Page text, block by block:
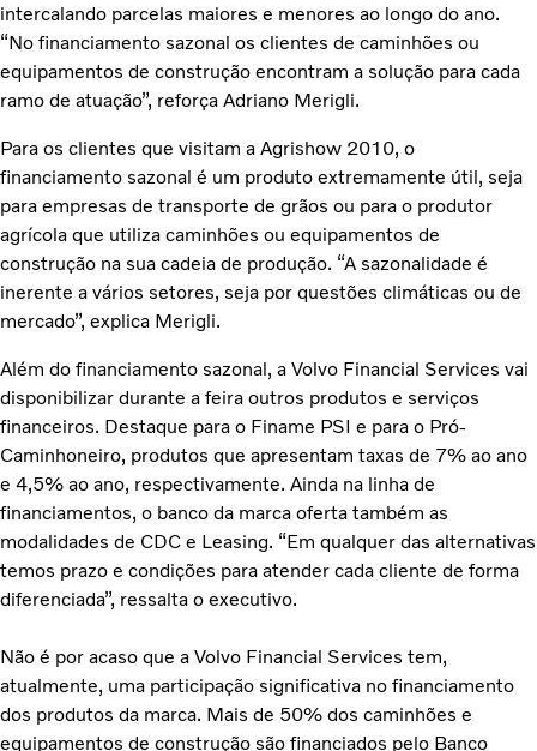
intercalando parcelas maiores e menores ao longo do ano.
“No financiamento sazonal os clientes de caminhões ou
equipamentos de construção encontram a solução para cada
ramo de atuação”, reforça Adriano Merigli.
Para os clientes que visitam a Agrishow 2010, o
financiamento sazonal é um produto extremamente útil, seja
para empresas de transporte de grãos ou para o produtor
agrícola que utiliza caminhões ou equipamentos de
construção na sua cadeia de produção. “A sazonalidade é
inerente a vários setores, seja por questões climáticas ou de
mercado”, explica Merigli.
Além do financiamento sazonal, a Volvo Financial Services vai
disponibilizar durante a feira outros produtos e serviços
financeiros. Destaque para o Finame PSI e para o Pró-
Caminhoneiro, produtos que apresentam taxas de 7% ao ano
e 4,5% ao ano, respectivamente. Ainda na linha de
financiamentos, o banco da marca oferta também as
modalidades de CDC e Leasing. “Em qualquer das alternativas
temos prazo e condições para atender cada cliente de forma
diferenciada”, ressalta o executivo.
Não é por acaso que a Volvo Financial Services tem,
atualmente, uma participação significativa no financiamento
dos produtos da marca. Mais de 50% dos caminhões e
equipamentos de construção são financiados pelo Banco